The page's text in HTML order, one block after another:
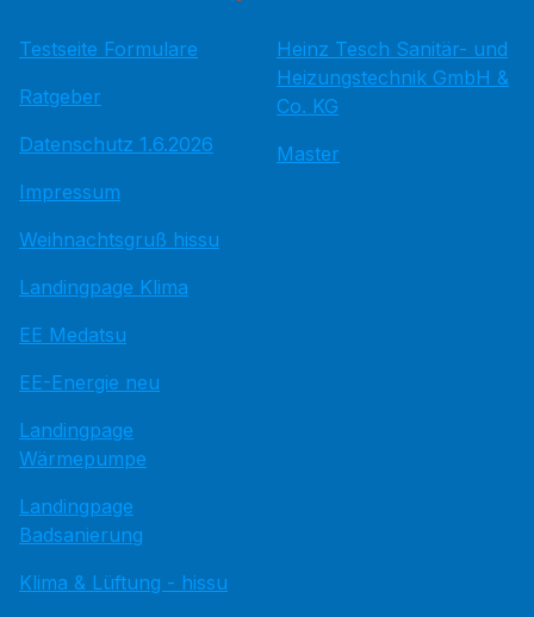
Testseite Formulare
Ratgeber
Datenschutz 1.6.2026
Impressum
Weihnachtsgruß hissu
Landingpage Klima
EE Medatsu
EE-Energie neu
Landingpage
Wärmepumpe
Landingpage
Badsanierung
Klima & Lüftung - hissu
Heinz Tesch Sanitär- und
Heizungstechnik GmbH &
Co. KG
Master